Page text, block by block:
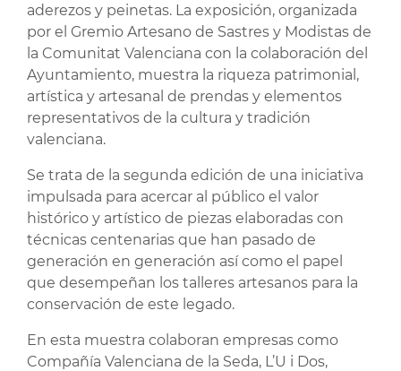
aderezos y peinetas. La exposición, organizada
por el Gremio Artesano de Sastres y Modistas de
la Comunitat Valenciana con la colaboración del
Ayuntamiento, muestra la riqueza patrimonial,
artística y artesanal de prendas y elementos
representativos de la cultura y tradición
valenciana.
Se trata de la segunda edición de una iniciativa
impulsada para acercar al público el valor
histórico y artístico de piezas elaboradas con
técnicas centenarias que han pasado de
generación en generación así como el papel
que desempeñan los talleres artesanos para la
conservación de este legado.
En esta muestra colaboran empresas como
Compañía Valenciana de la Seda, L’U i Dos,